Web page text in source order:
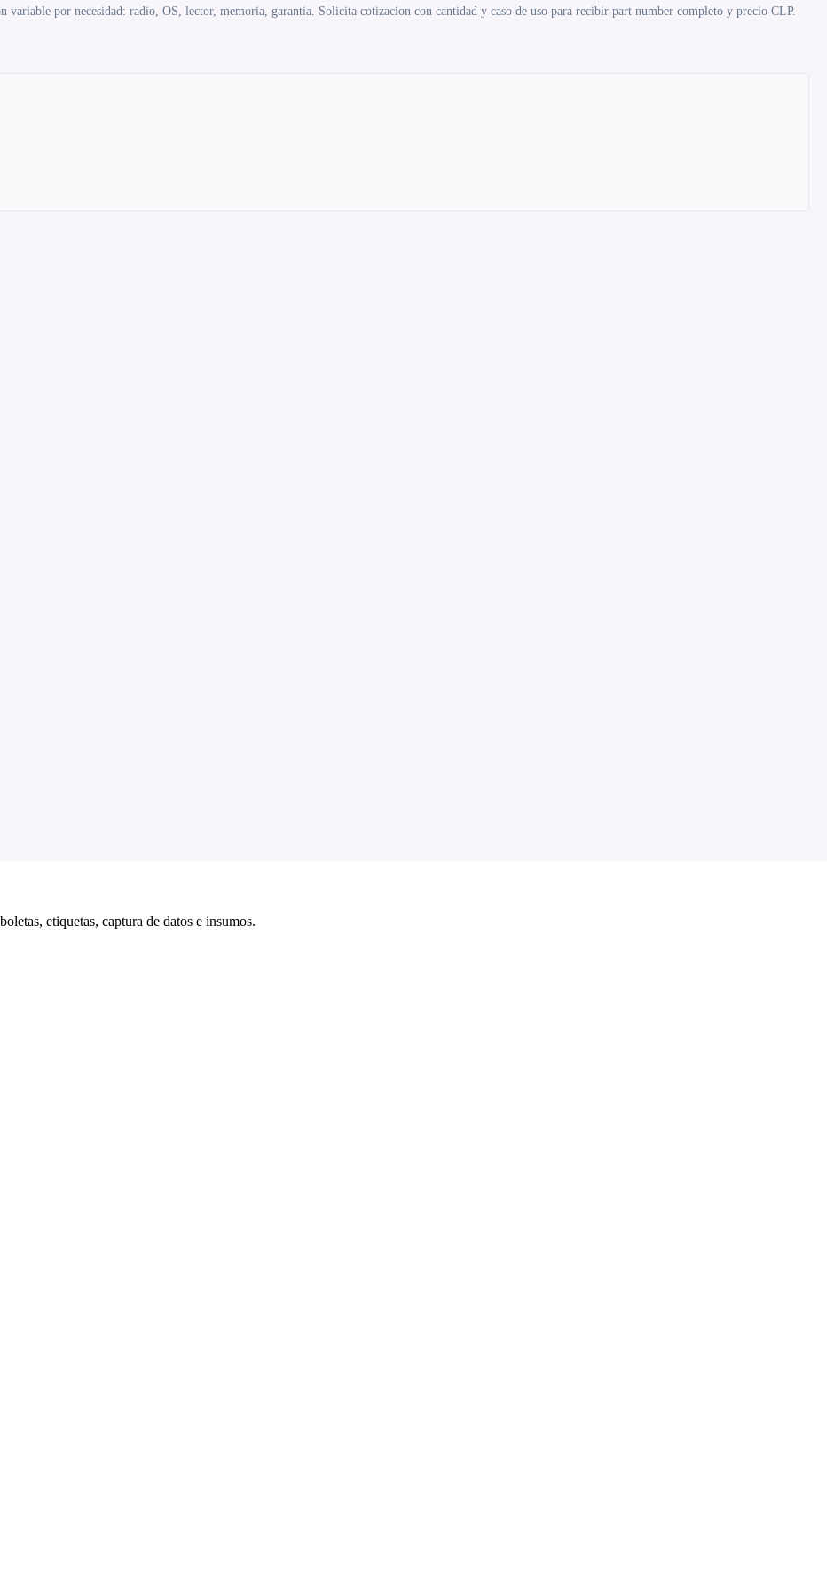
variable por necesidad: radio, OS, lector, memoria, garantia. Solicita cotizacion con cantidad y caso de uso para recibir part number completo y precio CLP.
etiquetas, captura de datos e insumos.